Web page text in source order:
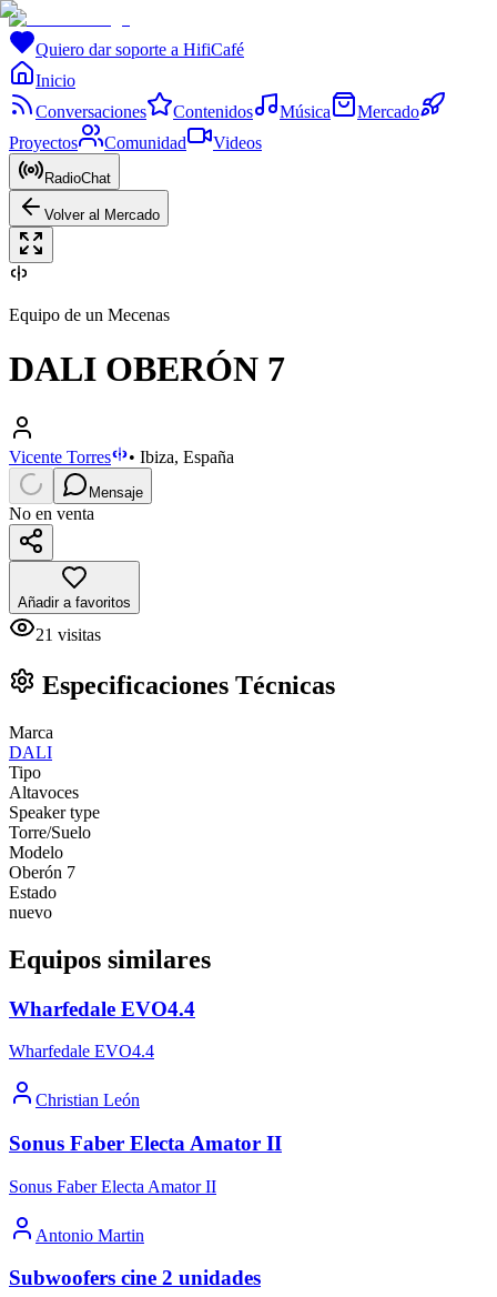
Quiero dar soporte a HifiCafé
Inicio
Conversaciones
Contenidos Música
Mercado
Proyectos
Comunidad Videos
RadioChat
Volver al Mercado
Equipo de un Mecenas
DALI OBERÓN 7
Vicente Torres • Ibiza, España
Mensaje
No en venta
Añadir a favoritos
21 visitas
Especificaciones Técnicas
Marca
DALI
Tipo
Altavoces
Speaker type
Torre/Suelo
Modelo
Oberón 7
Estado
nuevo
Equipos similares
Wharfedale EVO4.4
Wharfedale EVO4.4
Christian León
Sonus Faber Electa Amator II
Sonus Faber Electa Amator II
Antonio Martin
Subwoofers cine 2 unidades